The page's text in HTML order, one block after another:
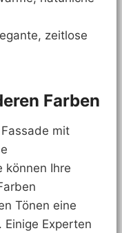
zeitlose
Farben
mit
können Ihre
Tönen eine
Experten